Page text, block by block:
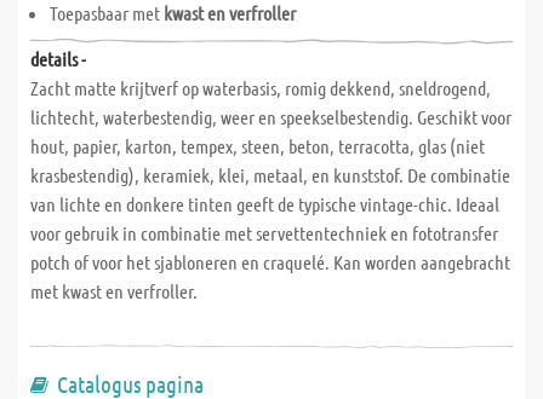
Toepasbaar met kwast en verfroller
details -
Zacht matte krijtverf op waterbasis, romig dekkend, sneldrogend,
lichtecht, waterbestendig, weer en speekselbestendig. Geschikt voor
hout, papier, karton, tempex, steen, beton, terracotta, glas (niet
krasbestendig), keramiek, klei, metaal, en kunststof. De combinatie
van lichte en donkere tinten geeft de typische vintage-chic. Ideaal
voor gebruik in combinatie met servettentechniek en fototransfer
potch of voor het sjabloneren en craquelé. Kan worden aangebracht
met kwast en verfroller.
Catalogus pagina